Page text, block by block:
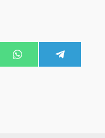
Share
on
WhatsApp
on